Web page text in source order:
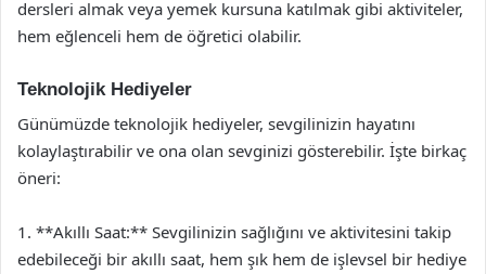
dersleri almak veya yemek kursuna katılmak gibi aktiviteler,
hem eğlenceli hem de öğretici olabilir.
Teknolojik Hediyeler
Günümüzde teknolojik hediyeler, sevgilinizin hayatını
kolaylaştırabilir ve ona olan sevginizi gösterebilir. İşte birkaç
öneri:
1. **Akıllı Saat:** Sevgilinizin sağlığını ve aktivitesini takip
edebileceği bir akıllı saat, hem şık hem de işlevsel bir hediye